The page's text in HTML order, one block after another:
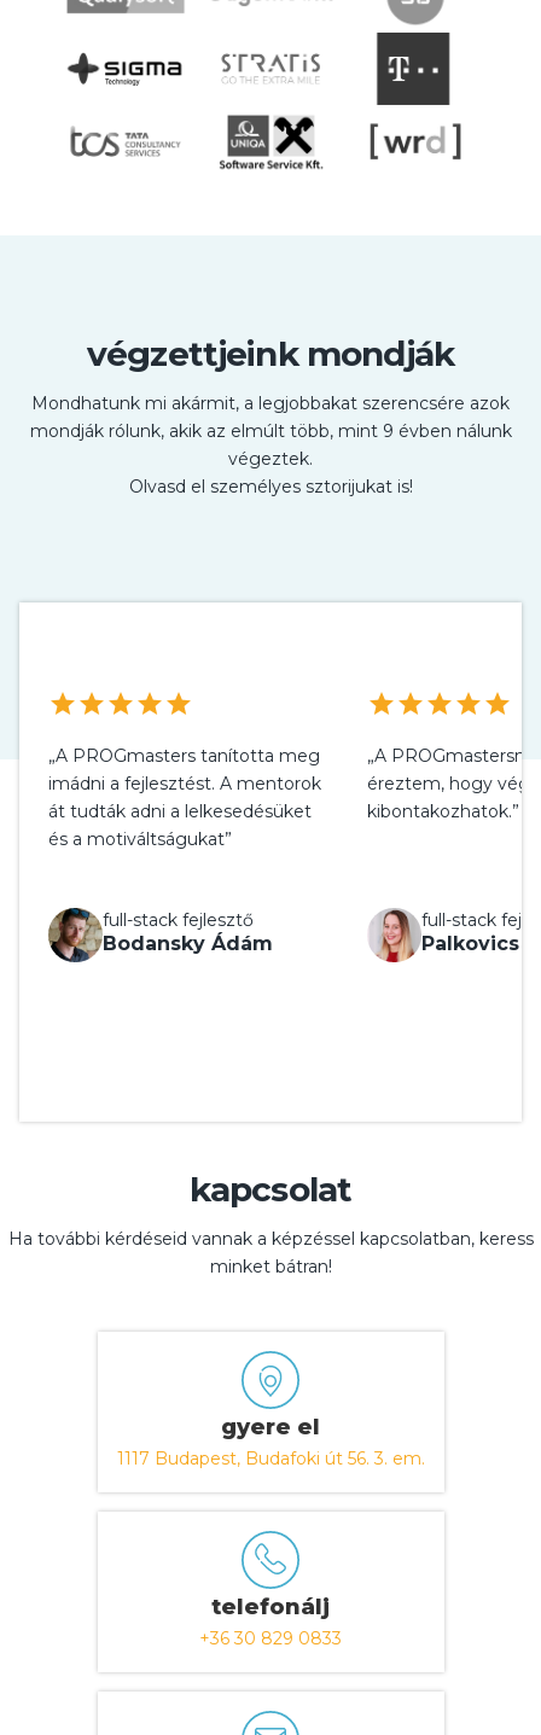
végzettjeink mondják
Mondhatunk mi akármit, a legjobbakat szerencsére azok
mondják rólunk, akik az elmúlt több, mint 9 évben nálunk
végeztek.
Olvasd el személyes sztorijukat is!
starstarstarstarstar
„A PROGmasters tanította meg
imádni a fejlesztést. A mentorok
át tudták adni a lelkesedésüket
és a motiváltságukat”
full-stack fejlesztő
Bodansky Ádám
starstarstarstarstar
„A
éreztem, hogy
kibontakozhatok.”
full-stack
Palkovics
kapcsolat
Ha további kérdéseid vannak a képzéssel kapcsolatban, keress
minket bátran!
gyere el
1117 Budapest, Budafoki út 56. 3. em.
telefonálj
+36 30 829 0833